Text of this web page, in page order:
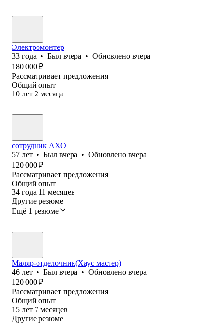
Электромонтер
33 года • Был вчера • Обновлено вчера
180 000 ₽
Рассматривает предложения
Общий опыт
10 лет 2 месяца
сотрудник АХО
57 лет • Был вчера • Обновлено вчера
120 000 ₽
Рассматривает предложения
Общий опыт
34 года 11 месяцев
Другие резюме
Ещё 1 резюме
Маляр-отделочник(Хаус мастер)
46 лет • Был вчера • Обновлено вчера
120 000 ₽
Рассматривает предложения
Общий опыт
15 лет 7 месяцев
Другие резюме